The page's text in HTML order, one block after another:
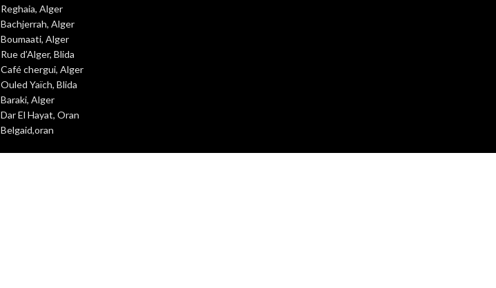
Reghaia, Alger
Bachjerrah, Alger
Boumaati, Alger
Rue d’Alger, Blida
Café chergui, Alger
Ouled Yaïch, Blida
Baraki, Alger
Dar El Hayat, Oran
Belgaid,oran